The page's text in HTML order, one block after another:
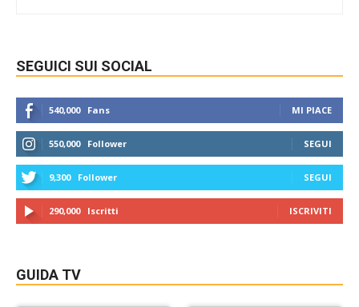
SEGUICI SUI SOCIAL
540,000 Fans MI PIACE
550,000 Follower SEGUI
9,300 Follower SEGUI
290,000 Iscritti ISCRIVITI
GUIDA TV